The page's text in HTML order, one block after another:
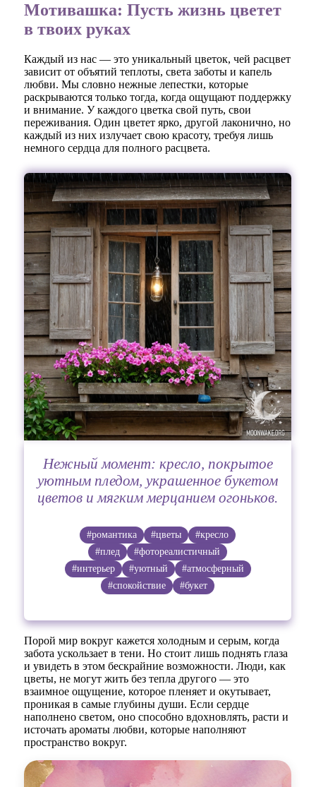
Мотивашка: Пусть жизнь цветет
в твоих руках
Каждый из нас — это уникальный цветок, чей расцвет
зависит от объятий теплоты, света заботы и капель
любви. Мы словно нежные лепестки, которые
раскрываются только тогда, когда ощущают поддержку
и внимание. У каждого цветка свой путь, свои
переживания. Один цветет ярко, другой лаконично, но
каждый из них излучает свою красоту, требуя лишь
немного сердца для полного расцвета.
Нежный момент: кресло, покрытое
уютным пледом, украшенное букетом
цветов и мягким мерцанием огоньков.
#романтика #цветы
#кресло
#плед
#фотореалистичный
#интерьер
#уютный
#атмосферный
#спокойствие
#букет
Порой мир вокруг кажется холодным и серым, когда
забота ускользает в тени. Но стоит лишь поднять глаза
и увидеть в этом бескрайние возможности. Люди, как
цветы, не могут жить без тепла другого — это
взаимное ощущение, которое пленяет и окутывает,
проникая в самые глубины души. Если сердце
наполнено светом, оно способно вдохновлять, расти и
источать ароматы любви, которые наполняют
пространство вокруг.